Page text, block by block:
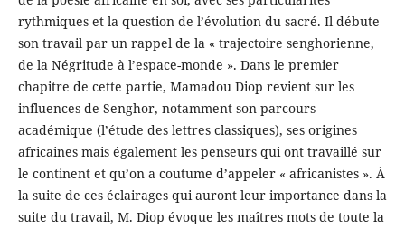
rythmiques et la question de l’évolution du sacré. Il débute
son travail par un rappel de la « trajectoire senghorienne,
de la Négritude à l’espace-monde ». Dans le premier
chapitre de cette partie, Mamadou Diop revient sur les
influences de Senghor, notamment son parcours
académique (l’étude des lettres classiques), ses origines
africaines mais également les penseurs qui ont travaillé sur
le continent et qu’on a coutume d’appeler « africanistes ». À
la suite de ces éclairages qui auront leur importance dans la
suite du travail, M. Diop évoque les maîtres mots de toute la